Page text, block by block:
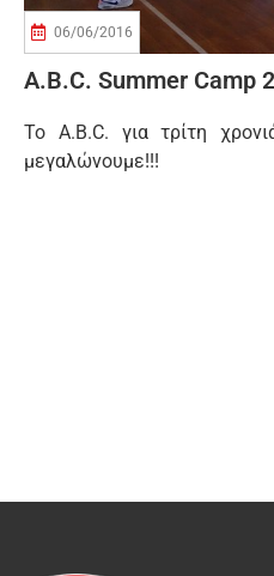
06/06/2016
A.B.C. Summer Camp
Το Α.Β.C. για τρίτη
μεγαλώνουμε!!!